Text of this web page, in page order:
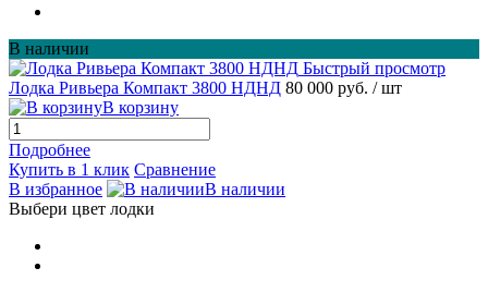
В наличии
Быстрый просмотр
Лодка Ривьера Компакт 3800 НДНД 80 000 руб. / шт
В корзину
Подробнее
Купить в 1 клик Сравнение
В избранное
В наличии
Выбери цвет лодки